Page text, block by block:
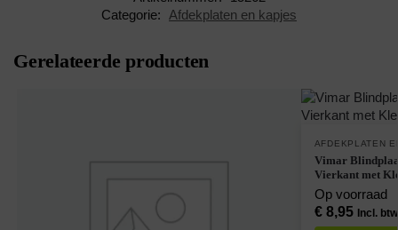
Categorie:
Afdekplaten en kapjes
Gerelateerde producten
AFDEKPLATEN
Vimar
Vierkant met
Op voorraad
€8,95 Incl. btw